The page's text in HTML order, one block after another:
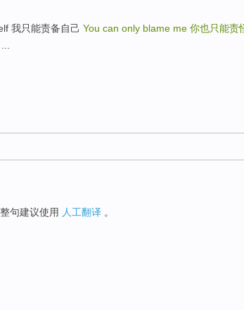
我只能责备自己 You can only blame me 你也只能责
句建议使用 人工翻译 。